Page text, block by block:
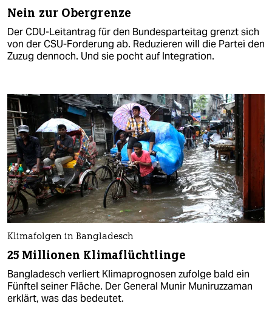
Nein zur Obergrenze
Der CDU-Leitantrag für den Bundesparteitag grenzt sich
von der CSU-Forderung ab. Reduzieren will die Partei den
Zuzug dennoch. Und sie pocht auf Integration.
Klimafolgen in Bangladesch
25 Millionen Klimaflüchtlinge
Bangladesch verliert Klimaprognosen zufolge bald ein
Fünftel seiner Fläche. Der General Munir Muniruzzaman
erklärt, was das bedeutet.